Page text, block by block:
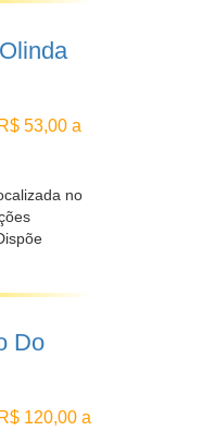
53,00 a
no
Do
120,00 a